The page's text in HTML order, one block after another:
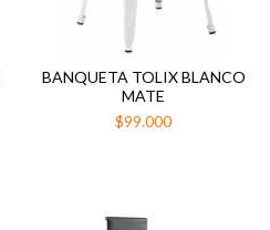
BANQUETA TOLIX BLANCO
MATE
$99.000